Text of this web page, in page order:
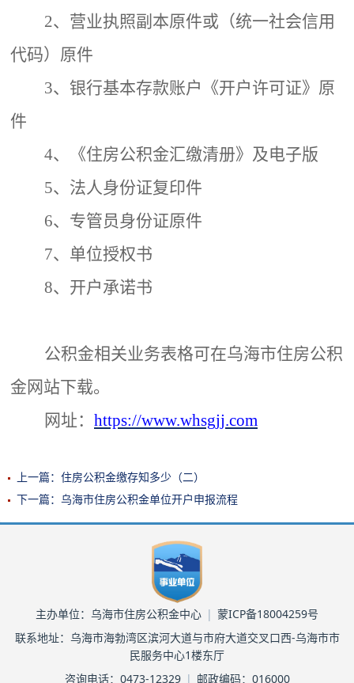
2、 营业执照副本原件或（统一社会信用
代码）原件
3、 银行基本存款账户《开户许可证》原
件
4、
《住房公积金汇缴清册》及电子版
5、 法人身份证复印件
6、 专管员身份证原件
7、 单位授权书
8、 开户承诺书
公积金相关业务表格可在乌海市住房公积
金网站下载。
网址： https://www.whsgjj.com
上一篇：住房公积金缴存知多少（二）
下一篇：乌海市住房公积金单位开户申报流程
主办单位：乌海市住房公积金中心 | 蒙ICP备18004259号
联系地址：乌海市海勃湾区滨河大道与市府大道交叉口西-乌海市市
民服务中心1楼东厅
咨询电话：0473-12329 | 邮政编码：016000